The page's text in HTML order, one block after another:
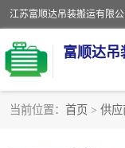
富顺达吊
当前位置： 首页 > 供应